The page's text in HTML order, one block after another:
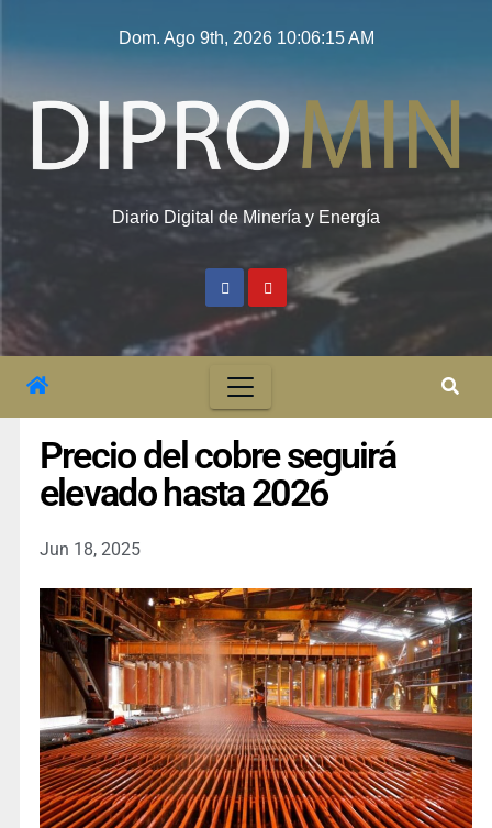
Dom. Ago 9th, 2026 10:06:16 AM
Diario Digital de Minería y Energía
Precio del cobre seguirá
elevado hasta 2026
Jun 18, 2025